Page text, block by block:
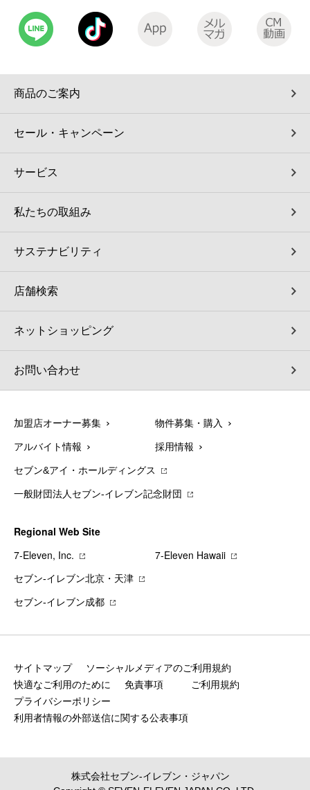
モバイルWi-Fiバッテリーシェアリング（店舗限定）
商品のご案内
セール・キャンペーン
サービス
私たちの取組み
サステナビリティ
店舗検索
ネットショッピング
お問い合わせ
加盟店オーナー募集 物件募集・購入
アルバイト情報 採用情報
セブン&アイ・ホールディングス
一般財団法人セブン-イレブン記念財団
Regional Web Site
7‐Eleven, Inc.
7‐Eleven Hawaii
セブン‐イレブン北京・天津
セブン‐イレブン成都
サイトマップ
ソーシャルメディアのご利用規約
快適なご利用のために
免責事項
ご利用規約
プライバシーポリシー
利用者情報の外部送信に関する公表事項
株式会社セブン‐イレブン・ジャパン